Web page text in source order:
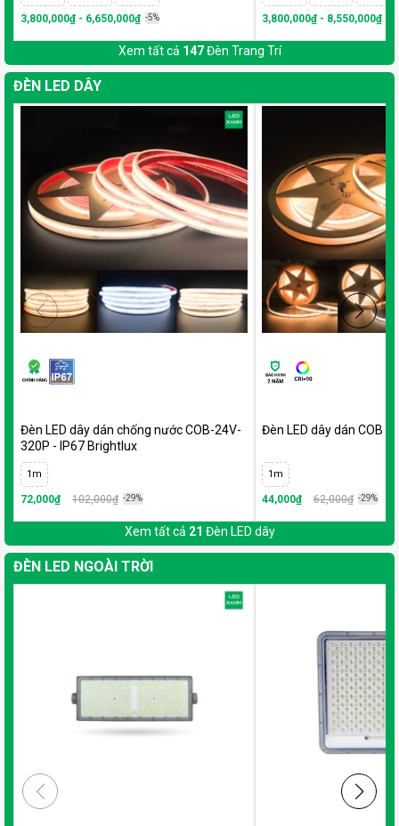
3,800,000₫ - 6,650,000₫ -5% 3,800,000₫ - 8,550,000₫
Xem tất cả 147Đèn Trang Trí
ĐÈN LED DÂY
Đèn LED dây dán chống nước COB-24V-
320P - IP67 Brightlux
1m
72,000₫ 102,000₫ -29%
Đèn LED dây dán COB
1m
44,000₫ 62,000₫ -29%
Xem tất cả 21 Đèn LED dây
ĐÈN LED NGOÀI TRỜI